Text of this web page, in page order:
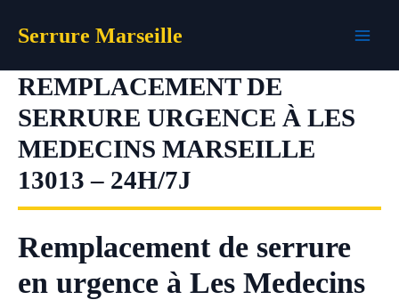
Serrure Marseille
REMPLACEMENT DE
SERRURE URGENCE À LES
MEDECINS MARSEILLE
13013 – 24H/7J
Remplacement de serrure
en urgence à Les Medecins